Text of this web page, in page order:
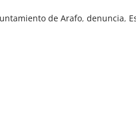
de Arafo,denuncia,